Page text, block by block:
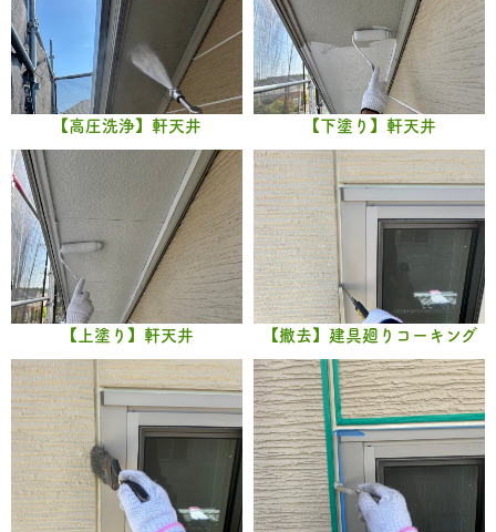
【高圧洗浄】軒天井 【下塗り】軒天井
【上塗り】軒天井 【撤去】建具廻りコーキング